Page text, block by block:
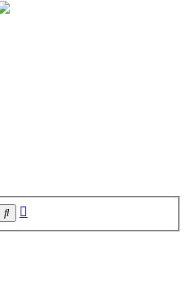
Buscar